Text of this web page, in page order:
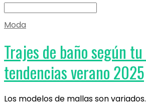
Search
Moda
Trajes de baño según
tendencias verano 2025
Los modelos de mallas son